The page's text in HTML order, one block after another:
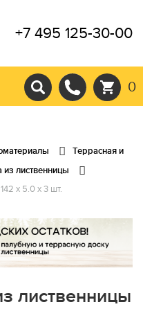
+7 495 125-30-00
0
Террасная и
из лиственницы
x 5.0 x 3 шт.
лиственницы